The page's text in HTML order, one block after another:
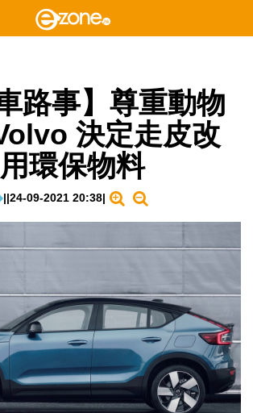
用
Transformation
路事】尊重動物
決定走皮改
用環保物料
||24-09-2021 20:38|